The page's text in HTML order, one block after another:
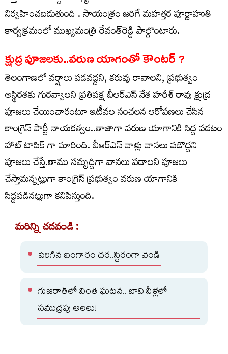
నిర్వహించబడుతుంది . సాయంత్రం జరిగే మహత్తర పూర్ణాహుతి
కార్యక్రమంలో ముఖ్యమంత్రి రేవంత్‌రెడ్డి పాల్గొంటారు.
క్షుద్ర పూజలకు..వరుణ యాగంతో కౌంటర్ ?
తెలంగాణలో వర్షాలు పడవద్దని, కరువు రావాలని, ప్రభుత్వం
అస్థిరతకు గురవ్వాలని ప్రతిపక్ష బీఆర్ఎస్ నేత హరీశ్ రావు క్షుద్ర
పూజలు చేయించారంటూ ఇటీవల సంచలన ఆరోపణలు చేసిన
కాంగ్రెస్ పార్టీ నాయకత్వం..తాజాగా వరుణ యాగానికి సిద్ద పడటం
హాట్ టాపిక్ గా మారింది. బీఆర్ఎస్ వాళ్లు వానలు పడొద్దని
పూజలు చేస్తే.తాము సమృద్దిగా వానలు పడాలని పూజలు
చేస్తామన్నట్లుగా కాంగ్రెస్ ప్రభుత్వం వరుణ యాగానికి
సిద్దపడినట్లుగా కనిపిస్తుంది.
మరిన్ని చదవండి :
పెరిగిన బంగారం ధర..స్థిరంగా వెండి
గుజరాత్‌లో వింత ఘటన.. బావి నీళ్లలో
సముద్రపు అలలు!